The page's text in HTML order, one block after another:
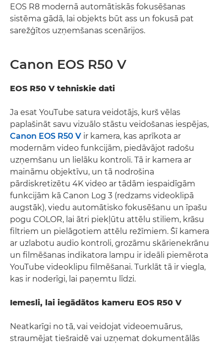
EOS R8 modernā automātiskās fokusēšanas
sistēma gādā, lai objekts būt ass un fokusā pat
sarežģītos uzņemšanas scenārijos.
Canon EOS R50 V
EOS R50 V tehniskie dati
Ja esat YouTube satura veidotājs, kurš vēlas
paplašināt savu vizuālo stāstu veidošanas iespējas,
Canon EOS R50 V ir kamera, kas aprīkota ar
modernām video funkcijām, piedāvājot radošu
uzņemšanu un lielāku kontroli. Tā ir kamera ar
maināmu objektīvu, un tā nodrošina
pārdiskretizētu 4K video ar tādām iespaidīgām
funkcijām kā Canon Log 3 (redzams videoklipā
augstāk), viedu automātisko fokusēšanu un īpašu
pogu COLOR, lai ātri piekļūtu attēlu stiliem, krāsu
filtriem un pielāgotiem attēlu režīmiem. Šī kamera
ar uzlabotu audio kontroli, grozāmu skārienekrānu
un filmēšanas indikatora lampu ir ideāli piemērota
YouTube videoklipu filmēšanai. Turklāt tā ir viegla,
kas ir noderīgi, lai paņemtu līdzi.
Iemesli, lai iegādātos kameru EOS R50 V
Neatkarīgi no tā, vai veidojat videoemuārus,
straumējat tiešraidē vai uzņemat dokumentālās